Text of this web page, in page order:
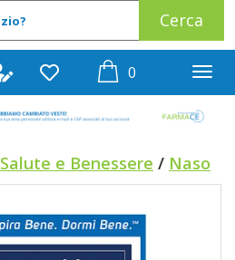
0prodotti
Salute e Benessere / Naso